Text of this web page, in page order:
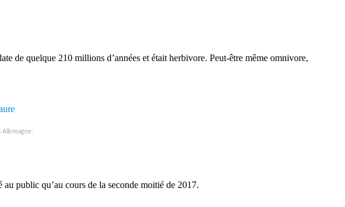
de quelque 210 millions d’années et était herbivore. Peut-être même omnivore,
public qu’au cours de la seconde moitié de 2017.